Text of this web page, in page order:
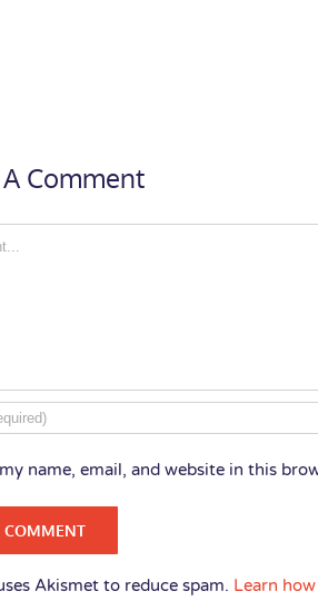
Comment
name, email, and website in this
Akismet to reduce spam. Learn